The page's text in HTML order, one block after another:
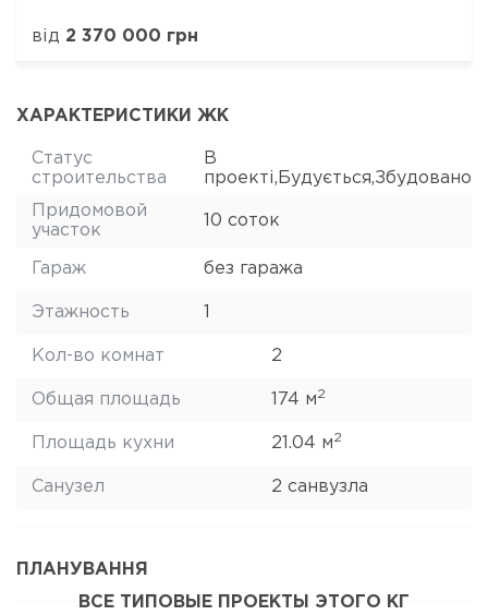
від 2 370 000 грн
ХАРАКТЕРИСТИКИ ЖК
Статус
строительства
В
проекті,Будується,Збудовано
Придомовой
участок
10 соток
Гараж без гаража
Этажность
Кол-во комнат 2
Общая площадь 174 м2
Площадь кухни 21.04 м2
Санузел 2 санвузла
ПЛАНУВАННЯ
ВСЕ ТИПОВЫЕ ПРОЕКТЫ ЭТОГО КГ